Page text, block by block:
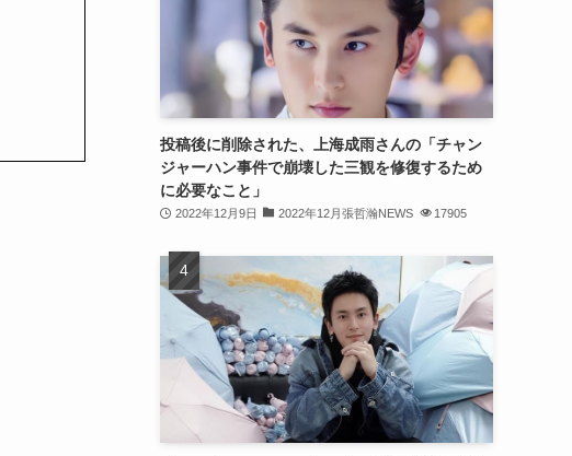
(32)
(29)
(31)
(31)
(31)
(32)
(30)
(32)
投稿後に削除された、上海成雨さんの「チャン
ジャーハン事件で崩壊した三観を修復するため
に必要なこと」
2022年12月9日 2022年12月張哲瀚NEWS 17905